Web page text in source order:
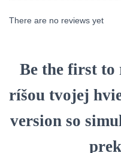
There are no reviews yet
Be the first to
ríšou tvojej
version so